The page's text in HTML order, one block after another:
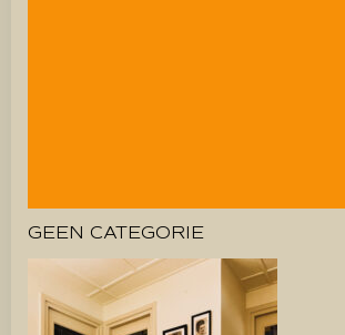
GEEN CATEGORIE